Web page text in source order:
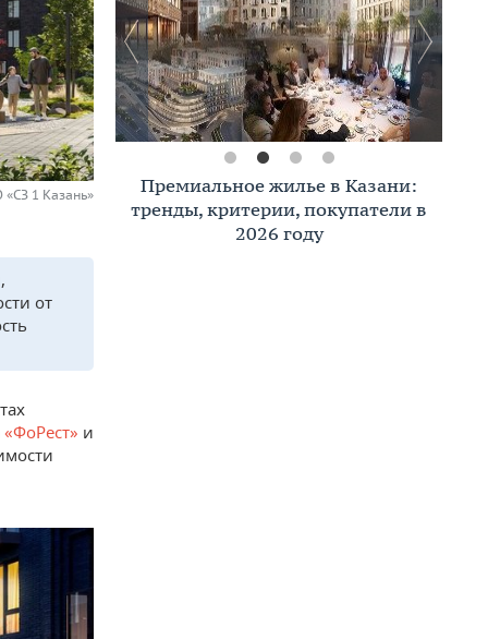
1 Казань »
от
«ФоРест» и
Премиальное жилье в Казани:
тренды, критерии, покупатели в
2026 году